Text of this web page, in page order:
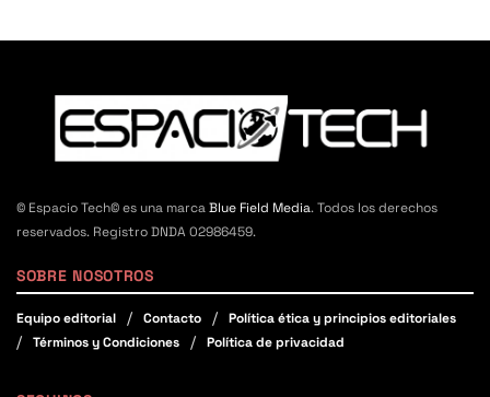
© Espacio Tech© es una marcaBlue Field Media. Todos los derechos
reservados. Registro DNDA 02986459.
SOBRE NOSOTROS
Equipo editorial Contacto
Política ética y principios editoriales
Términos y Condiciones
Política de privacidad